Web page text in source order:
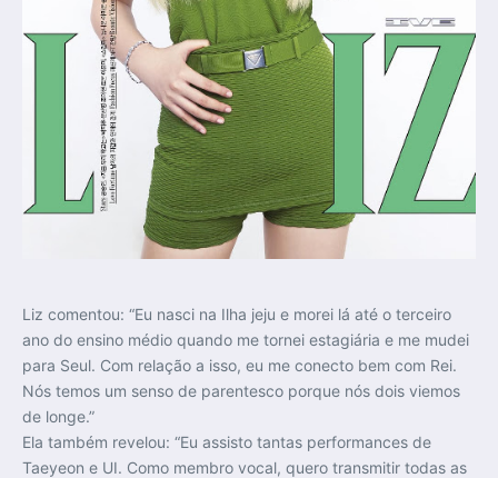
Liz comentou: “Eu nasci na Ilha jeju e morei lá até o terceiro
ano do ensino médio quando me tornei estagiária e me mudei
para Seul. Com relação a isso, eu me conecto bem com Rei.
Nós temos um senso de parentesco porque nós dois viemos
de longe.”
Ela também revelou: “Eu assisto tantas performances de
Taeyeon e UI. Como membro vocal, quero transmitir todas as